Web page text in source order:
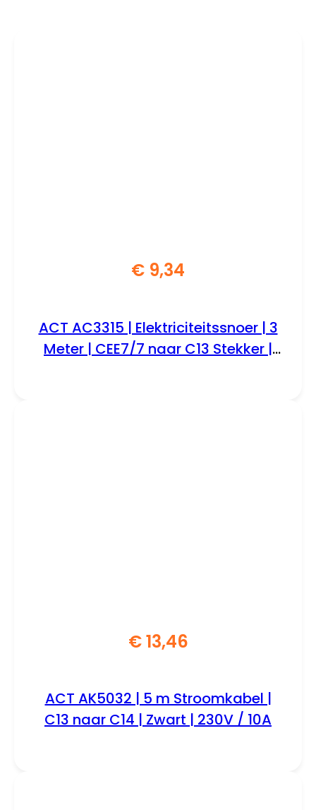
€ 9,34
ACT AC3315 | Elektriciteitssnoer | 3
Meter | CEE7/7 naar C13 Stekker |
€13,46
ACT AK5032 | 5 m Stroomkabel |
C13 naar C14 | Zwart | 230V / 10A